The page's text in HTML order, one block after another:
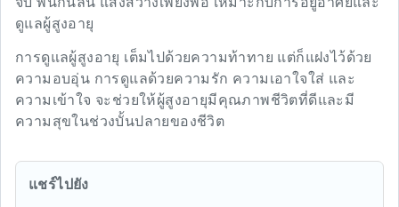
ดูแลผู้สูงอายุ
การดูแลผู้สูงอายุ เต็มไปด้วยความท้าทาย แต่ก็แฝงไว้ด้วย
ความอบอุ่น การดูแลด้วยความรัก ความเอาใจใส่ และ
ความเข้าใจ จะช่วยให้ผู้สูงอายุมีคุณภาพชีวิตที่ดีและมี
ความสุขในช่วงบั้นปลายของชีวิต
แชร์ไปยัง